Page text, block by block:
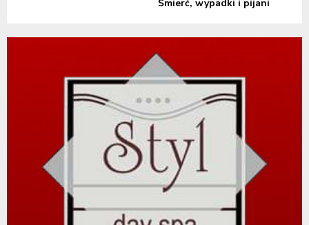
Śmierć, wypadki i pijani